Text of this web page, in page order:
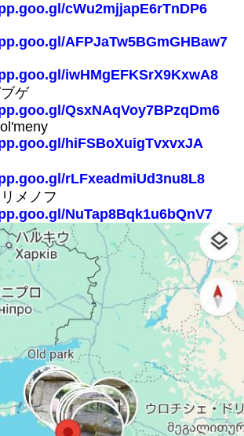
cWu2mjjapE6rTnDP6
AFPJaTw5BGmGHBaw7
iwHMgEFKSrX9KxwA8
ゲ
QsxNAqVoy7BPzqDm6
hiFSBoXuigTvxvxJA
rLFxeadmiUd3nu8L8
メノフ
NuTap8Bqk1u6bQnV7